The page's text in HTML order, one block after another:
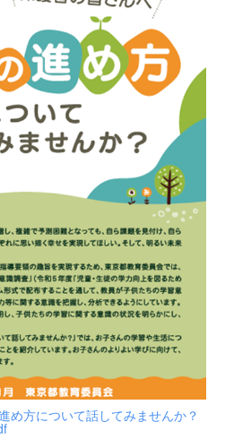
め方について話してみませんか？